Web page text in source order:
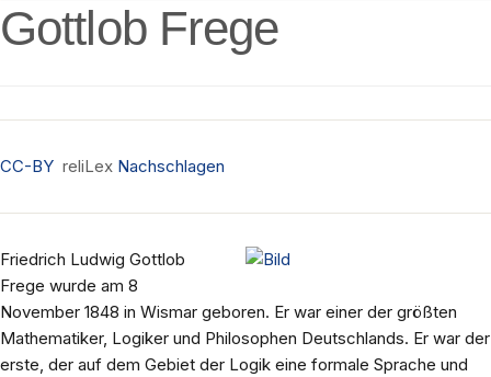
Gottlob Frege
CC-BY reliLex Nachschlagen
Friedrich Ludwig Gottlob
Frege wurde am 8
November 1848 in Wismar geboren. Er war einer der größten
Mathematiker, Logiker und Philosophen Deutschlands. Er war der
erste, der auf dem Gebiet der Logik eine formale Sprache und